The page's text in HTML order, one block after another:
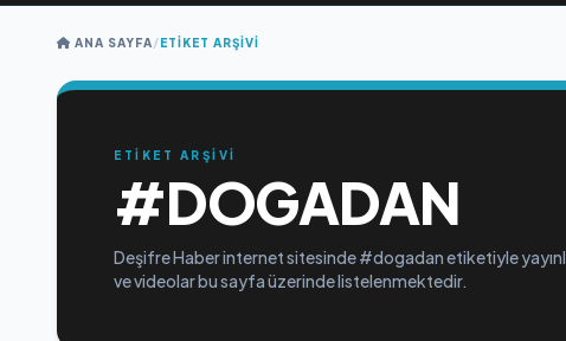
ANA SAYFA/ETIKET ARŞIVI
ETİKET ARŞİVİ
#DOGADAN
Deşifre Haber internet sitesinde #dogadan etiketiyle
ve videolar bu sayfa üzerinde listelenmektedir.